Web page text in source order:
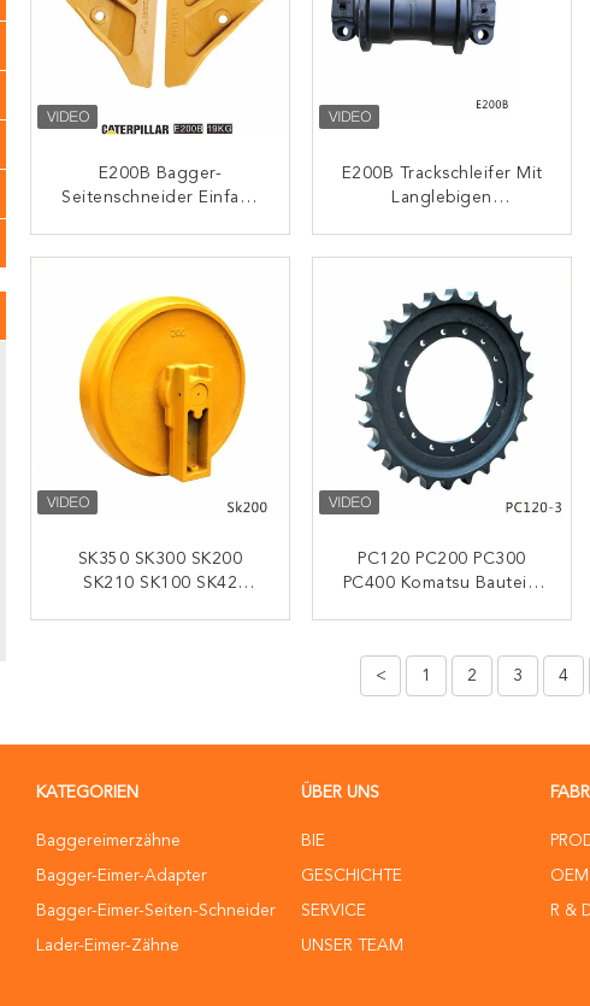
E200B Bagger-
Seitenschneider Einfach
KONTAKT
E200B Trackschleifer Mit
Langlebigen
KONTAKT
SK350 SK300 SK200
SK210 SK100 SK42
PC120 PC200 PC300
PC400 Komatsu Bauteile
< 1 2 3 4
KATEGORIEN
Baggereimerzähne
Bagger-Eimer-Adapter
Bagger-Eimer-Seiten-Schneider
Lader-Eimer-Zähne
ÜBER UNS
BIE
GESCHICHTE
SERVICE
UNSER TEAM
R &